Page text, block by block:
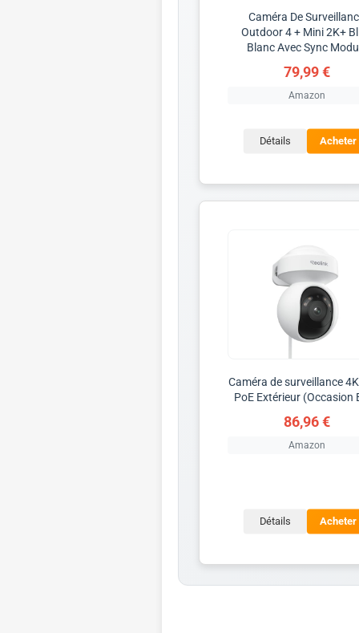
Caméra De
Outdoor 4 + Mini 2K+
Blanc Avec Sync
79,99 €
Amazon
Détails Acheter
Caméra de surveillance
PoE Extérieur (Occasion
86,96 €
Amazon
Détails Acheter